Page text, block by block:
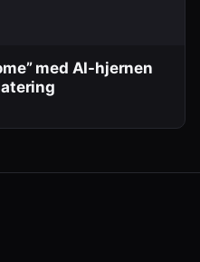
med AI-hjernen